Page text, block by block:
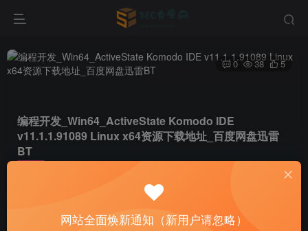
编程开发_Win64_ActiveState Komodo IDE
v11.1.1.91089 Linux x64资源下载地址_百度网盘迅雷
BT
0 38 5
热心网友 关注
网站全面焕新通知（新用户请忽略）